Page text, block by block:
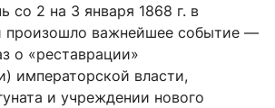
со 2 на 3 января 1868 г. в
произошло важнейшее событие —
о «реставрации»
императорской власти,
и учреждении нового